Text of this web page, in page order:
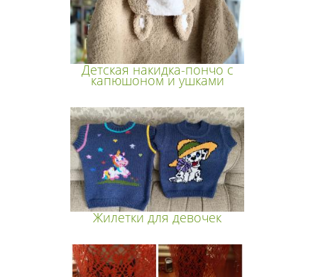
Детская накидка-пончо с
капюшоном и ушками
Жилетки для девочек